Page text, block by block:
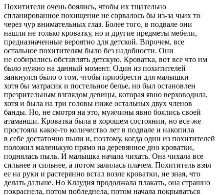
Похитители очень боялись, чтобы их тщательно
спланированное похищение не сорвалось бы из-за чьих то
через чур внимательных глаз. Более того, в подвале они
нашли не только кроватку, но и другие предметы мебели,
предназначенные вероятно для детской. Впрочем, все
остальное похитителям было без надобности. Они
не собирались обставлять детскую. Кроватка, вот все что им
было нужно на данный момент. Один из похитителей
заикнулся было о том, чтобы приобрести для малышки
хотя бы матрасик и постельное белье, но был остановлен
презрительным взглядом девицы, которая явно верховодила,
хотя и была на три головы ниже остальных двух членов
банды. Но, не смотря на это, мужчины явно боялись своей
атаманши. Кроватка была в хорошем состоянии, но все-же
простояла какое-то количество лет в подвале и накопила
в себе достаточно пыли и, поэтому, когда один из похитителей
положил маленькую прямо на деревянное дно кроватки,
поднялась пыль. И малышка начала чихать. Она чихала все
сильнее и сильнее, а потом залилась плачем. Похититель взял
ее на руки и растерянно встал возле кроватки, не зная, что
делать дальше. Но Клаудия продолжала плакать, она страшно
покраснела, потом побледнела, потом начала покрываться